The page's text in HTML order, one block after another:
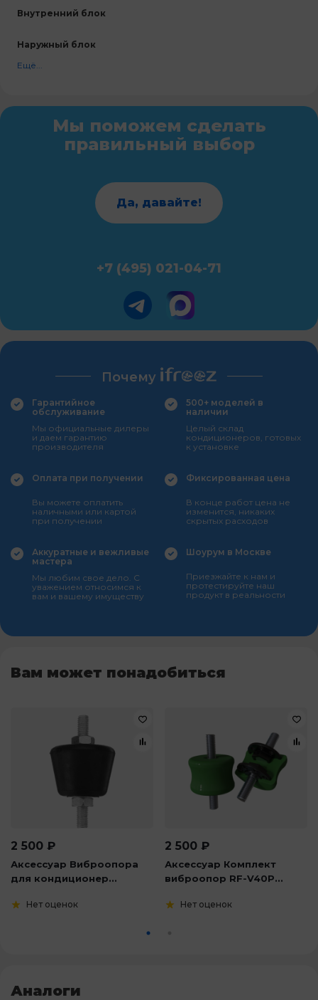
Внутренний блок
Наружный блок
Ещё...
Мы поможем сделать
правильный выбор
Да, давайте!
+7 (495) 021-04-71
Почему
Гарантийное
обслуживание
Мы официальные дилеры
и даем гарантию
производителя
500+ моделей в
наличии
Целый склад
кондиционеров, готовых
к установке
Оплата при получении
Вы можете оплатить
наличными или картой
при получении
Фиксированная цена
В конце работ цена не
изменится, никаких
скрытых расходов
Аккуратные и вежливые
мастера
Мы любим свое дело. С
уважением относимся к
вам и вашему имуществу
Шоурум в Москве
Приезжайте к нам и
протестируйте наш
продукт в реальности
Вам может понадобиться
2 500 ₽
Аксессуар Виброопора
для кондиционер...
Нет оценок
2 500 ₽
Аксессуар Комплект
виброопор RF-V40P...
Нет оценок
Аналоги